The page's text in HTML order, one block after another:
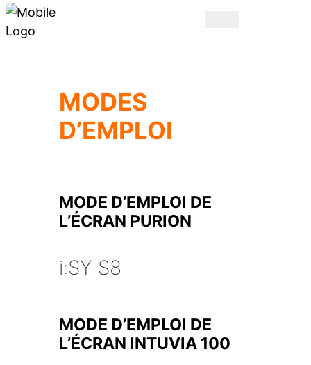
MODES
D’EMPLOI
MODE D’EMPLOI DE
L’ÉCRAN PURION
i:SY S8
MODE D’EMPLOI DE
L’ÉCRAN INTUVIA 100